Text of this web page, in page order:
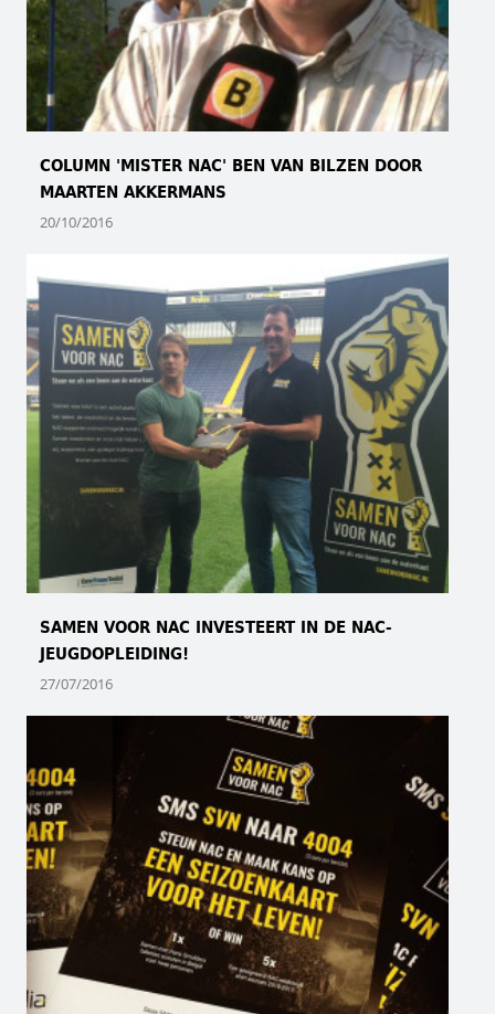
COLUMN 'MISTER NAC' BEN VAN BILZEN DOOR
MAARTEN AKKERMANS
20/10/2016
SAMEN VOOR NAC INVESTEERT IN DE NAC-
JEUGDOPLEIDING!
27/07/2016